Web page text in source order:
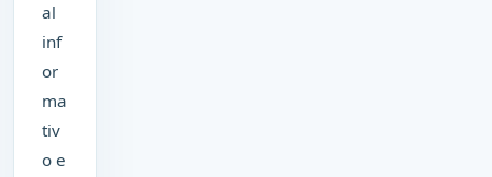
al
inf
or
ma
tiv
o e